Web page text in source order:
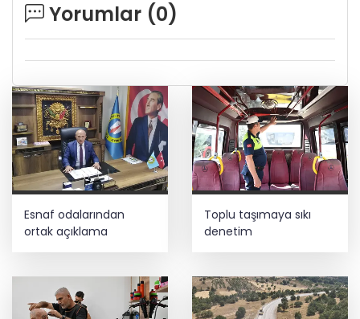
Yorumlar (0)
Esnaf odalarından
ortak açıklama
Toplu taşımaya sıkı
denetim